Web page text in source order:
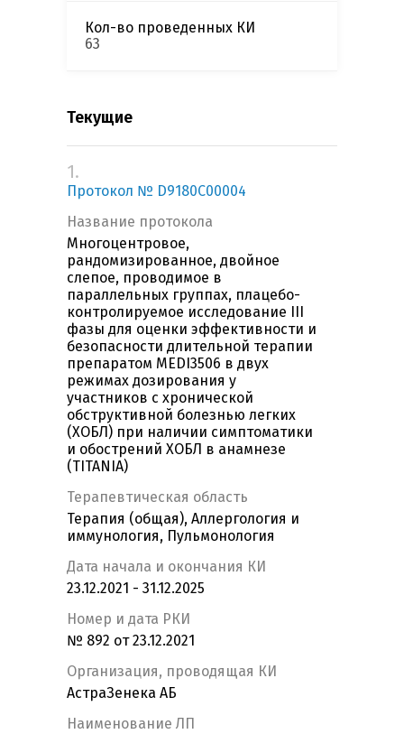
Кол-во проведенных КИ
63
Текущие
1.
Протокол № D9180C00004
Название протокола
Многоцентровое,
рандомизированное, двойное
слепое, проводимое в
параллельных группах, плацебо-
контролируемое исследование III
фазы для оценки эффективности и
безопасности длительной терапии
препаратом MEDI3506 в двух
режимах дозирования у
участников с хронической
обструктивной болезнью легких
(ХОБЛ) при наличии симптоматики
и обострений ХОБЛ в анамнезе
(TITANIA)
Терапевтическая область
Терапия (общая), Аллергология и
иммунология, Пульмонология
Дата начала и окончания КИ
23.12.2021 - 31.12.2025
Номер и дата РКИ
№ 892 от 23.12.2021
Организация, проводящая КИ
АстраЗенека АБ
Наименование ЛП